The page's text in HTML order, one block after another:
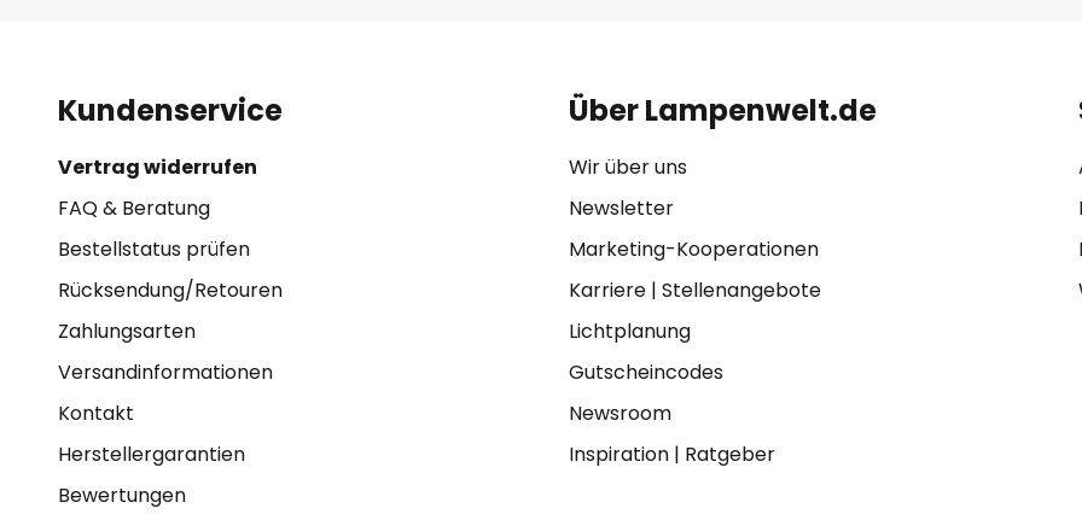
Kundenservice
Vertrag widerrufen
FAQ & Beratung
Bestellstatus prüfen
Rücksendung/Retouren
Zahlungsarten
Versandinformationen
Kontakt
Herstellergarantien
Bewertungen
Über Lampenwelt.de
Wir über uns
Newsletter
Marketing-Kooperationen
Karriere| Stellenangebote
Lichtplanung
Gutscheincodes
Newsroom
Inspiration| Ratgeber